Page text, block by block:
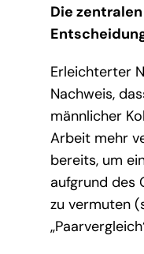
Die
Erleichterter
Nachweis,
männlicher
Arbeit mehr
bereits, um
aufgrund des
zu vermuten